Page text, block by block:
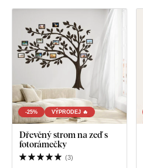
-25% VÝPRODEJ 🔥
Dřevěný strom na zeď s
fotorámečky
(3)